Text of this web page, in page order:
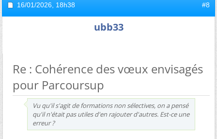
16/01/2026, 18h38 #8
ubb33
Re : Cohérence des vœux envisagés
pour Parcoursup
Vu qu'il s'agit de formations non sélectives, on a pensé
qu'il n'était pas utiles d'en rajouter d'autres. Est-ce une
erreur ?